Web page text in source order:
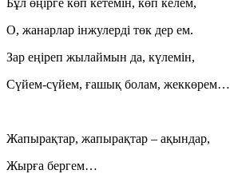
Бұл өңірге көп кетемін, көп келем,
О, жанарлар інжулерді төк дер ем.
Зар еңіреп жылаймын да, күлемін,
Сүйем-сүйем, ғашық болам, жеккөрем…
Жапырақтар, жапырақтар – ақындар,
Жырға бергем…